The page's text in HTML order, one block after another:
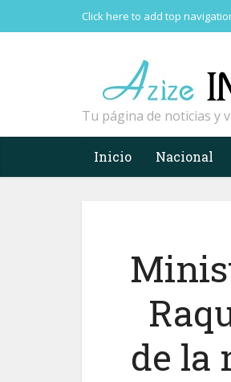
Click here to add top
Tu página de noticias y
Inicio Nacional
de la